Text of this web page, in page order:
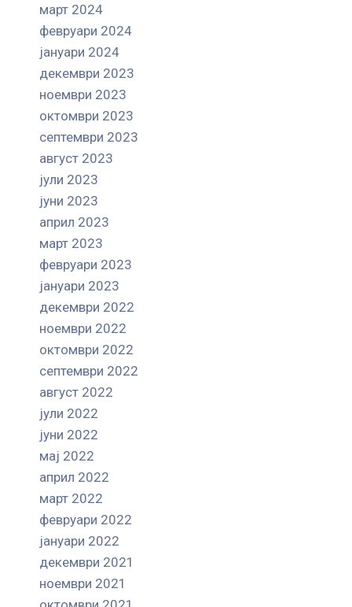
март 2024
февруари 2024
јануари 2024
декември 2023
ноември 2023
октомври 2023
септември 2023
август 2023
јули 2023
јуни 2023
април 2023
март 2023
февруари 2023
јануари 2023
декември 2022
ноември 2022
октомври 2022
септември 2022
август 2022
јули 2022
јуни 2022
мај 2022
април 2022
март 2022
февруари 2022
јануари 2022
декември 2021
ноември 2021